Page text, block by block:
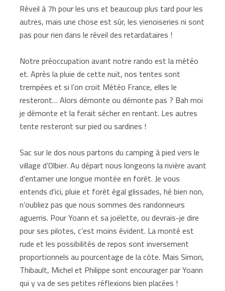
Réveil à 7h pour les uns et beaucoup plus tard pour les
autres, mais une chose est sûr, les vienoiseries ni sont
pas pour rien dans le réveil des retardataires !
Notre préoccupation avant notre rando est la météo
et. Après la pluie de cette nuit, nos tentes sont
trempées et si l’on croit Météo France, elles le
resteront… Alors démonte ou démonte pas ? Bah moi
je démonte et la ferait sécher en rentant. Les autres
tente resteront sur pied ou sardines !
Sac sur le dos nous partons du camping à pied vers le
village d’Olbier. Au départ nous longeons la rivière avant
d’entamer une longue montée en forêt. Je vous
entends d’ici, pluie et forêt égal glissades, hé bien non,
n’oubliez pas que nous sommes des randonneurs
aguerris. Pour Yoann et sa joëlette, ou devrais-je dire
pour ses pilotes, c’est moins évident. La monté est
rude et les possibilités de repos sont inversement
proportionnels au pourcentage de la côte. Mais Simon,
Thibault, Michel et Philippe sont encourager par Yoann
qui y va de ses petites réflexions bien placées !